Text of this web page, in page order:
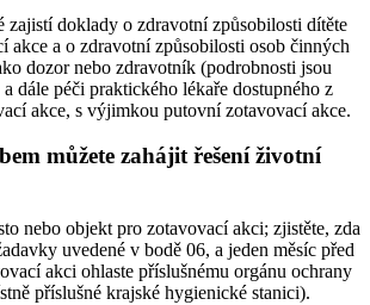
zajistí doklady o zdravotní způsobilosti dítěte
akce a o zdravotní způsobilosti osob činných
dozor nebo zdravotník (podrobnosti jsou
dále péči praktického lékaře dostupného z
akce, s výjimkou putovní zotavovací akce.
můžete zahájit řešení životní
nebo objekt pro zotavovací akci; zjistěte, zda
uvedené v bodě 06, a jeden měsíc před
akci ohlaste příslušnému orgánu ochrany
příslušné krajské hygienické stanici).